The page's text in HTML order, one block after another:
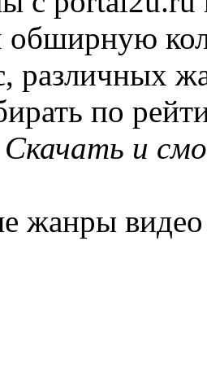
обширную
различных
по
Скачать и
жанры видео